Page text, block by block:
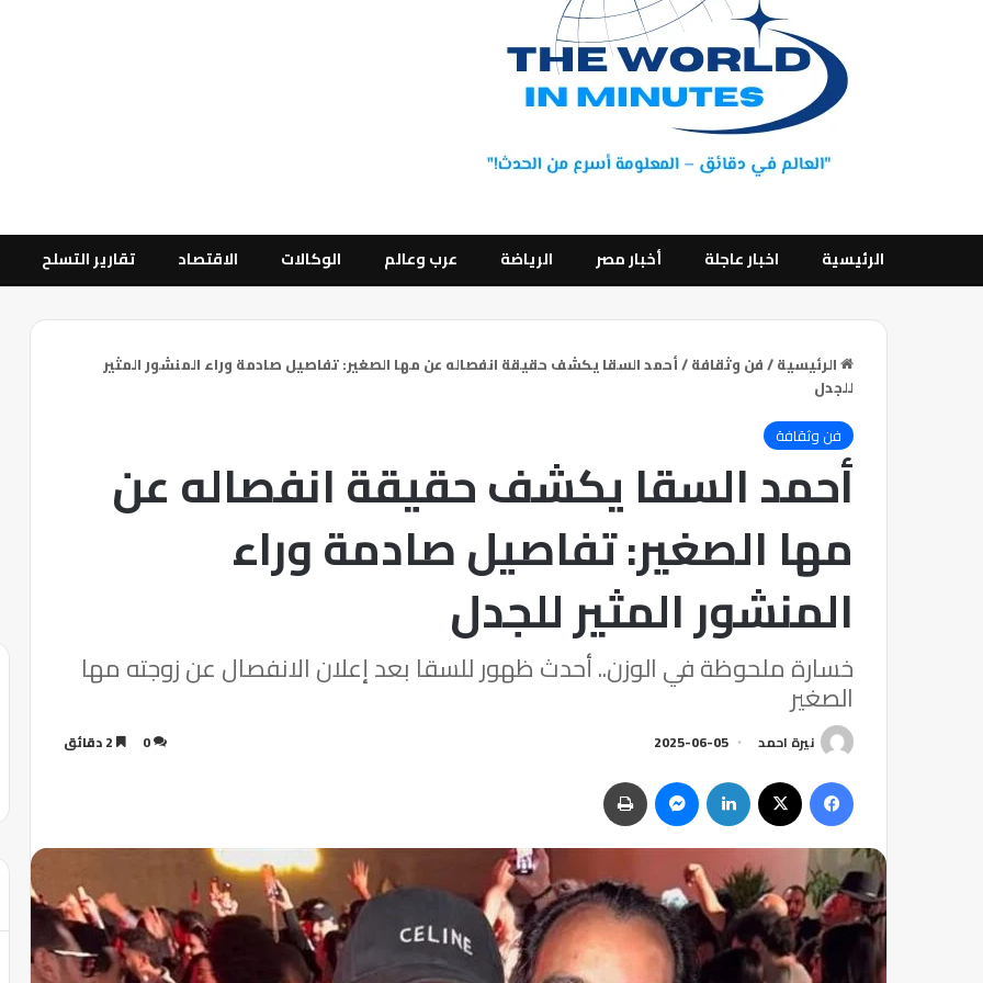
الرئيسية اخبار عاجلة أخبار مصر الرياضة عرب وعالم الوكالات الاقتصاد تقارير التسلح
الرئيسية/فن وثقافة/أحمد السقا يكشف حقيقة انفصاله عن مها الصغير: تفاصيل صادمة وراء المنشور المثير
للجدل
فن وثقافة
أحمد السقا يكشف حقيقة انفصاله عن
مها الصغير: تفاصيل صادمة وراء
المنشور المثير للجدل
خسارة ملحوظة في الوزن.. أحدث ظهور للسقا بعد إعلان الانفصال عن زوجته مها
الصغير
نيرة احمد 2025-06-05
0